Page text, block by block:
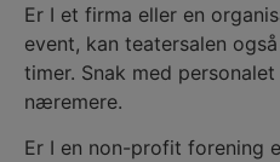
Er I et firma eller en
event, kan teatersalen
timer. Snak med
næremere.
Er I en non-profit forening